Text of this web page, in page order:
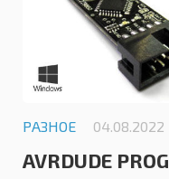
РАЗНОЕ 04.08.2022
AVRDUDE PROG